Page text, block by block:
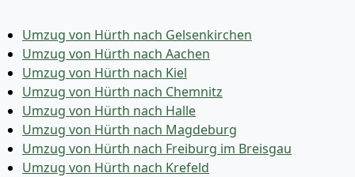
Umzug von Hürth nach Gelsenkirchen
Umzug von Hürth nach Aachen
Umzug von Hürth nach Kiel
Umzug von Hürth nach Chemnitz
Umzug von Hürth nach Halle
Umzug von Hürth nach Magdeburg
Umzug von Hürth nach Freiburg im Breisgau
Umzug von Hürth nach Krefeld